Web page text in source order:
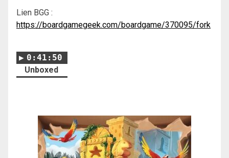
Lien BGG :
https://boardgamegeek.com/boardgame/370095/fork
0:41:50
Unboxed